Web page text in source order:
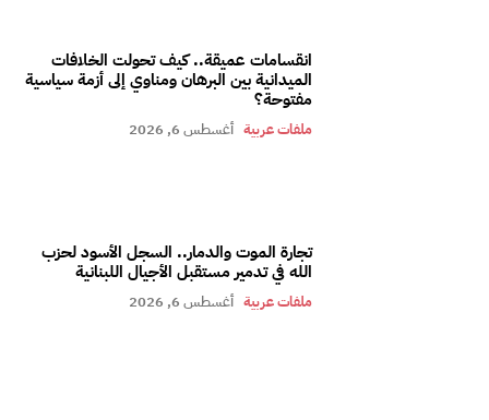
انقسامات عميقة.. كيف تحولت الخلافات
الميدانية بين البرهان ومناوي إلى أزمة سياسية
مفتوحة؟
ملفات عربية أغسطس 6, 2026
تجارة الموت والدمار.. السجل الأسود لحزب
الله في تدمير مستقبل الأجيال اللبنانية
ملفات عربية أغسطس 6, 2026